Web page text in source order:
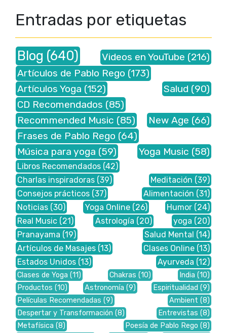
Entradas por etiquetas
Blog (640) Videos en YouTube (216)
Artículos de Pablo Rego (173)
Artículos Yoga (152) Salud (90)
CD Recomendados (85)
Recommended Music (85) New Age (66)
Frases de Pablo Rego (64)
Música para yoga (59) Yoga Music (58)
Libros Recomendados (42)
Charlas inspiradoras (39) Meditación (39)
Consejos prácticos (37) Alimentación (31)
Noticias (30) Yoga Online (26) Humor (24)
Real Music (21) Astrología (20) yoga (20)
Pranayama (19) Salud Mental (14)
Artículos de Masajes (13) Clases Online (13)
Estados Unidos (13) Ayurveda (12)
Clases de Yoga (11) Chakras (10) India (10)
Productos (10) Astronomía (9) Espiritualidad (9)
Películas Recomendadas (9) Ambient (8)
Despertar y Transformación (8) Entrevistas (8)
Metafísica (8) Poesía de Pablo Rego (8)